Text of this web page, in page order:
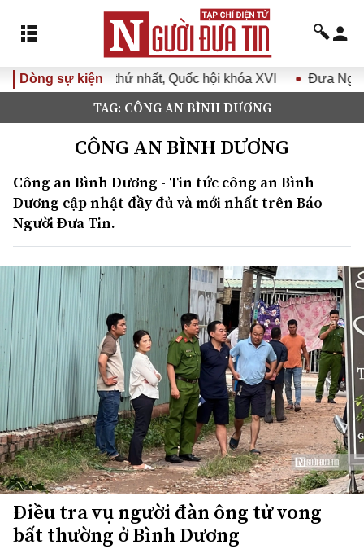
Dòng sự kiện
nhất, Quốc hội khóa XVI Đưa Nghị quyết Đại hội Đảng
TAG: CÔNG AN BÌNH DƯƠNG
CÔNG AN BÌNH DƯƠNG
Công an Bình Dương - Tin tức công an Bình
Dương cập nhật đầy đủ và mới nhất trên Báo
Người Đưa Tin.
Điều tra vụ người đàn ông tử vong
bất thường ở Bình Dương